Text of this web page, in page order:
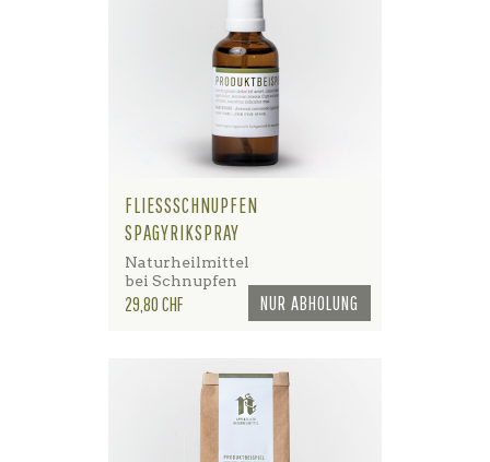
FLIESSSCHNUPFEN
SPAGYRIKSPRAY
Naturheilmittel
bei Schnupfen
NUR ABHOLUNG
Preis
29,80 CHF